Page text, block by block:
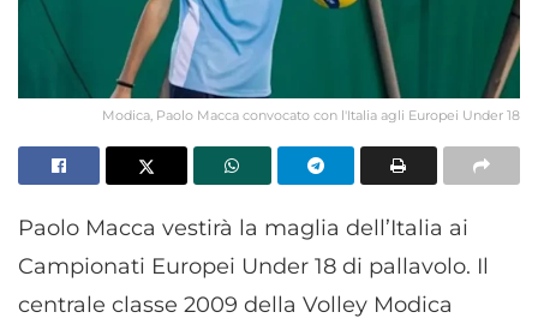
Modica, Paolo Macca convocato con l'Italia agli Europei Under 18
Paolo Macca vestirà la maglia dell’Italia ai
Campionati Europei Under 18 di pallavolo. Il
centrale classe 2009 della Volley Modica